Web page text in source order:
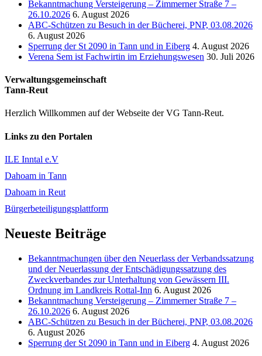
Bekanntmachung Versteigerung – Zimmerner Straße 7 –
26.10.2026 6. August 2026
ABC-Schützen zu Besuch in der Bücherei, PNP, 03.08.2026
6. August 2026
Sperrung der St 2090 in Tann und in Eiberg 4. August 2026
Verena Sem ist Fachwirtin im Erziehungswesen 30. Juli 2026
Verwaltungsgemeinschaft
Tann-Reut
Herzlich Willkommen auf der Webseite der VG Tann-Reut.
Links zu den Portalen
ILE Inntal e.V
Dahoam in Tann
Dahoam in Reut
Bürgerbeteiligungsplattform
Neueste Beiträge
Bekanntmachungen über den Neuerlass der Verbandssatzung
und der Neuerlassung der Entschädigungssatzung des
Zweckverbandes zur Unterhaltung von Gewässern III.
Ordnung im Landkreis Rottal-Inn 6. August 2026
Bekanntmachung Versteigerung – Zimmerner Straße 7 –
26.10.2026 6. August 2026
ABC-Schützen zu Besuch in der Bücherei, PNP, 03.08.2026
6. August 2026
Sperrung der St 2090 in Tann und in Eiberg 4. August 2026